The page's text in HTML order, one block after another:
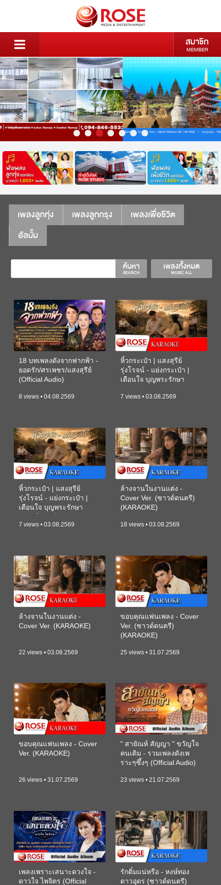
สมาชิก
MEMBER
เพลงลูกทุ่ง เพลงลูกกรุง
เพลงเพื่อชีวิต
อัลบั้ม
เพลงทั้งหมด
MUSIC ALL
ค้นหา
SEARCH
18 บทเพลงดังจากฟากฟ้า -
ยอดรัก/ศรเพชร/แสงสุรีย์
(Official Audio)
8 views • 04.08.2569
หิ้วกระเป๋า | แสงสุรีย์
รุ่งโรจน์ - แย่งกระเป๋า |
เตือนใจ บุญพระรักษา
7 views • 03.08.2569
หิ้วกระเป๋า | แสงสุรีย์
รุ่งโรจน์ - แย่งกระเป๋า |
เตือนใจ บุญพระรักษา
7 views • 03.08.2569
ล้างจานในงานแต่ง -
Cover Ver. (ซาวด์ดนตรี)
(KARAOKE)
18 views • 03.08.2569
ล้างจานในงานแต่ง -
Cover Ver. (KARAOKE)
22 views • 03.08.2569
ขอบคุณแฟนเพลง - Cover
Ver. (ซาวด์ดนตรี)
(KARAOKE)
25 views • 31.07.2569
ขอบคุณแฟนเพลง - Cover
Ver. (KARAOKE)
26 views • 31.07.2569
" สายัณห์ สัญญา " ขวัญใจ
คนเดิม - รวมเพลงดังเพ
ราะๆซึ้งๆ (Official Audio)
23 views • 21.07.2569
เพลงเพราะเสนาะดวงใจ -
ดาวใจ ไพจิตร (Official
รักติ๋มแน่หรือ - หงษ์ทอง
ดาวอุดร (ซาวด์ดนตรี)